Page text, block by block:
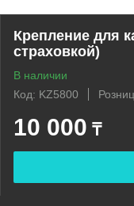
Крепление для
страховкой)
В наличии
Код: KZ5800
10 000 ₸